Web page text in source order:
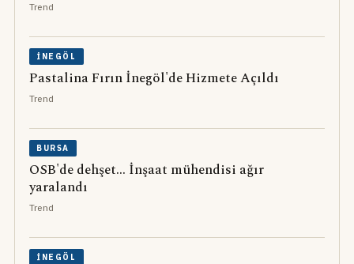
Trend
İNEGÖL
Pastalina Fırın İnegöl'de Hizmete Açıldı
Trend
BURSA
OSB'de dehşet... İnşaat mühendisi ağır
yaralandı
Trend
İNEGÖL